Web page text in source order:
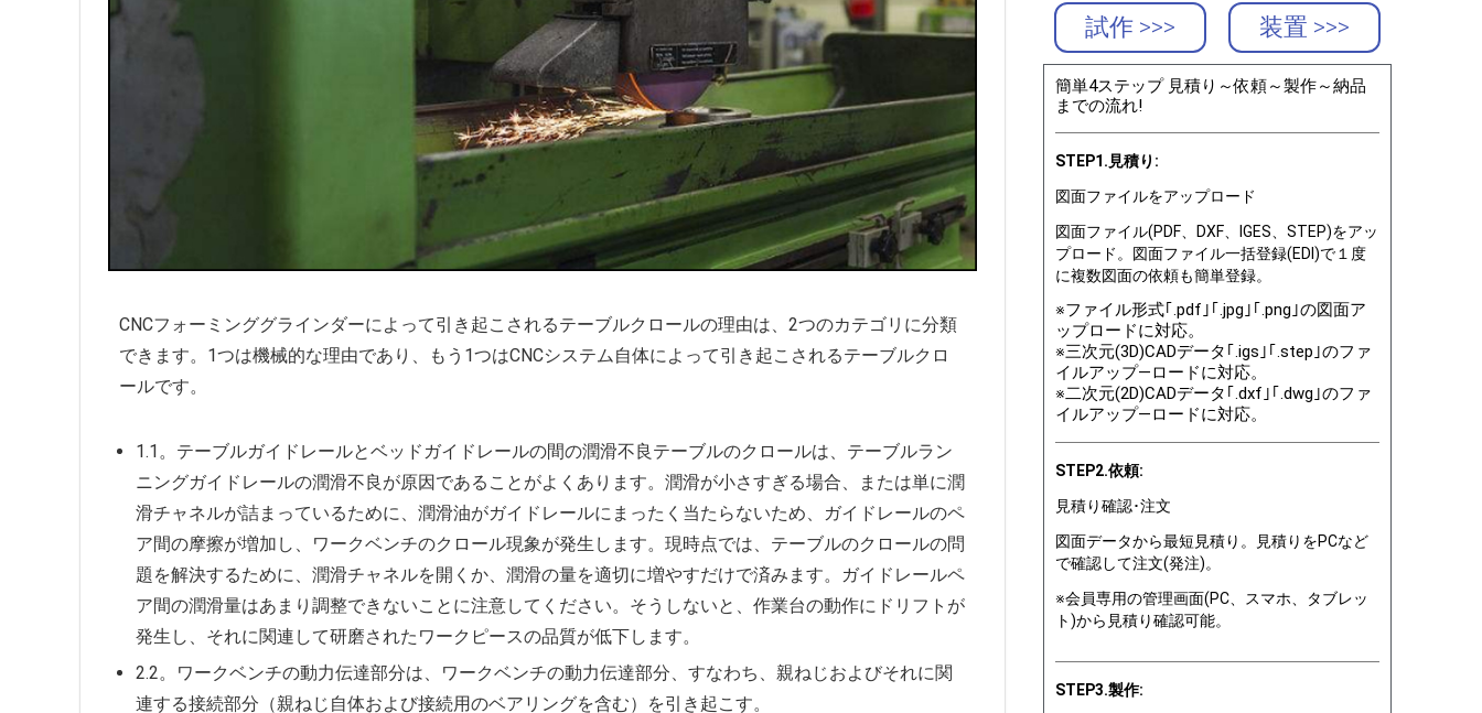
CNCフォーミンググラインダーによって引き起こされるテーブルクロールの理由は、2つのカテゴリに分類
できます。1つは機械的な理由であり、もう1つはCNCシステム自体によって引き起こされるテーブルクロ
ールです。
1.1。テーブルガイドレールとベッドガイドレールの間の潤滑不良テーブルのクロールは、テーブルラン
ニングガイドレールの潤滑不良が原因であることがよくあります。潤滑が小さすぎる場合、または単に潤
滑チャネルが詰まっているために、潤滑油がガイドレールにまったく当たらないため、ガイドレールのペ
ア間の摩擦が増加し、ワークベンチのクロール現象が発生します。現時点では、テーブルのクロールの問
題を解決するために、潤滑チャネルを開くか、潤滑の量を適切に増やすだけで済みます。ガイドレールペ
ア間の潤滑量はあまり調整できないことに注意してください。そうしないと、作業台の動作にドリフトが
発生し、それに関連して研磨されたワークピースの品質が低下します。
2.2。ワークベンチの動力伝達部分は、ワークベンチの動力伝達部分、すなわち、親ねじおよびそれに関
連する接続部分（親ねじ自体および接続用のベアリングを含む）を引き起こす。
試作 >>> 装置 >>>
簡単4ステップ 見積り～依頼～製作～納品
までの流れ!
STEP1.見積り:
図面ファイルをアップロード
図面ファイル(PDF、DXF、IGES、STEP)をアッ
プロード。図面ファイル一括登録(EDI)で１度
に複数図面の依頼も簡単登録。
※ファイル形式｢.pdf｣｢.jpg｣｢.png｣の図面ア
ップロードに対応。
※三次元(3D)CADデータ｢.igs｣｢.step｣のファ
イルアップ―ロードに対応。
※二次元(2D)CADデータ｢.dxf｣｢.dwg｣のファ
イルアップ―ロードに対応。
STEP2.依頼:
見積り確認･注文
図面データから最短見積り。見積りをPCなど
で確認して注文(発注)。
※会員専用の管理画面(PC、スマホ、タブレッ
ト)から見積り確認可能。
STEP3.製作: